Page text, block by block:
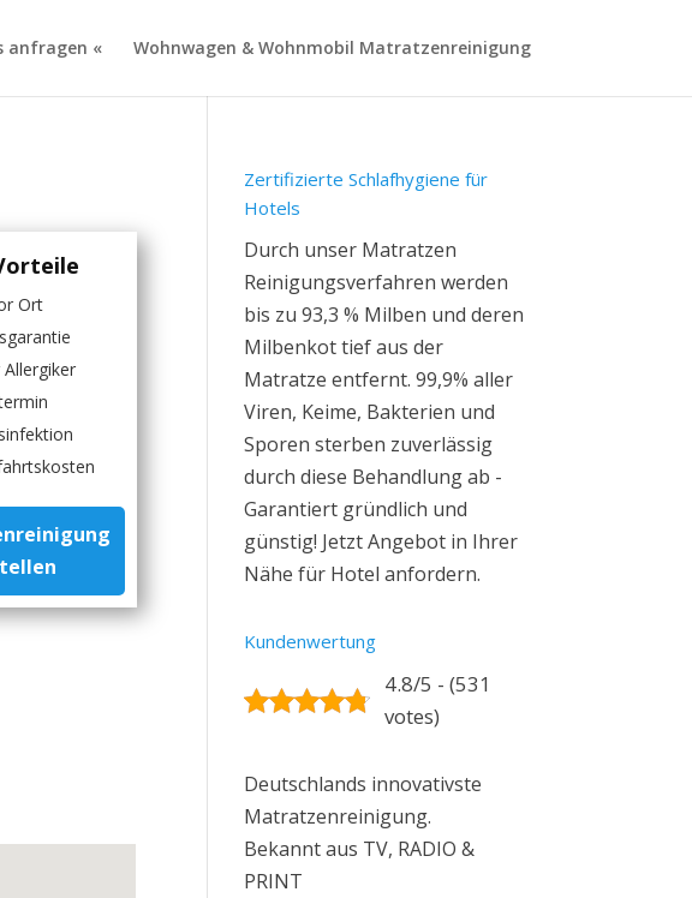
anfragen « Wohnwagen & Wohnmobil Matratzenreinigung
Ort
Zertifizierte Schlafhygiene für
Hotels
Durch unser Matratzen
Reinigungsverfahren werden
bis zu 93,3 % Milben und deren
Milbenkot tief aus der
Matratze entfernt. 99,9% aller
Viren, Keime, Bakterien und
Sporen sterben zuverlässig
durch diese Behandlung ab -
Garantiert gründlich und
günstig! Jetzt Angebot in Ihrer
Nähe für Hotel anfordern.
Kundenwertung
4.8/5 - (531
votes)
Deutschlands innovativste
Matratzenreinigung.
Bekannt aus TV, RADIO &
PRINT